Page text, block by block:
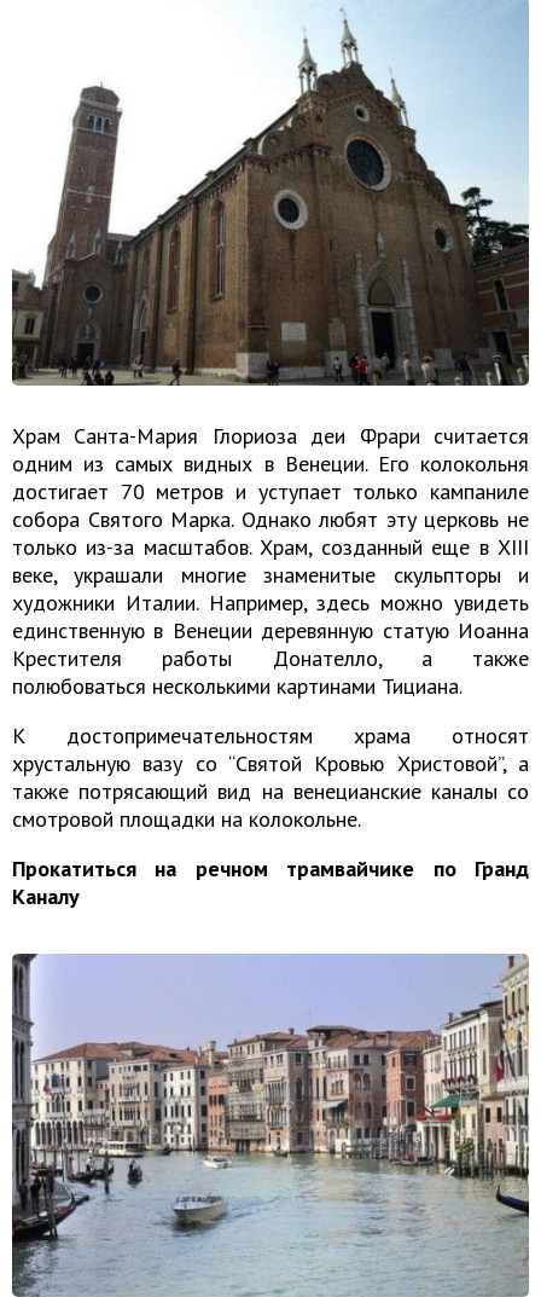
Храм Санта-Мария Глориоза деи Фрари считается
одним из самых видных в Венеции. Его колокольня
достигает 70 метров и уступает только кампаниле
собора Святого Марка. Однако любят эту церковь не
только из-за масштабов. Храм, созданный еще в XIII
веке, украшали многие знаменитые скульпторы и
художники Италии. Например, здесь можно увидеть
единственную в Венеции деревянную статую Иоанна
Крестителя работы Донателло, а также
полюбоваться несколькими картинами Тициана.
К достопримечательностям храма относят
хрустальную вазу со “Святой Кровью Христовой”, а
также потрясающий вид на венецианские каналы со
смотровой площадки на колокольне.
Прокатиться на речном трамвайчике по Гранд
Каналу